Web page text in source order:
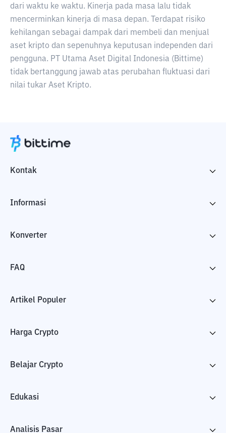
dari waktu ke waktu. Kinerja pada masa lalu tidak
mencerminkan kinerja di masa depan. Terdapat risiko
kehilangan sebagai dampak dari membeli dan menjual
aset kripto dan sepenuhnya keputusan independen dari
pengguna. PT Utama Aset Digital Indonesia (Bittime)
tidak bertanggung jawab atas perubahan fluktuasi dari
nilai tukar Aset Kripto.
Kontak
Informasi
Konverter
FAQ
Artikel Populer
Harga Crypto
Belajar Crypto
Edukasi
Analisis Pasar